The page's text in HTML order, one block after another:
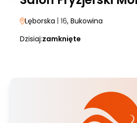
Lęborska | 16, Bukowina
Dzisiaj:zamknięte